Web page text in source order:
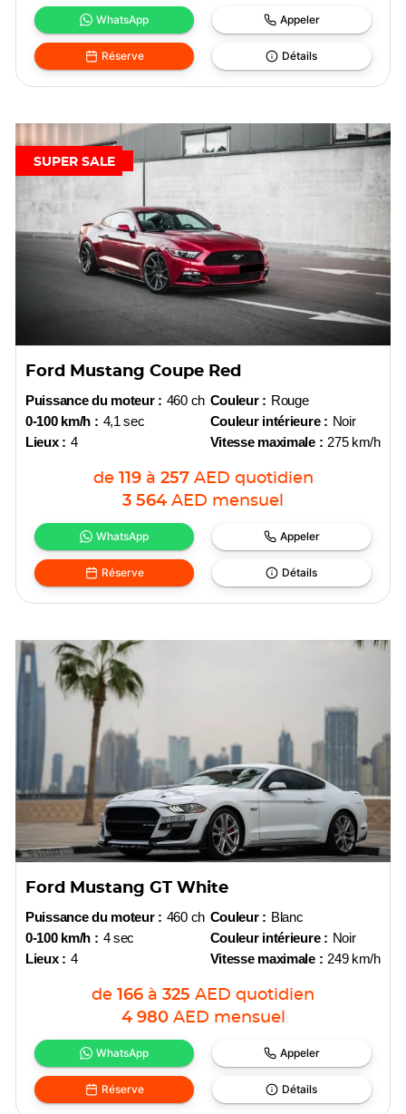
WhatsApp Appeler
Réserve Détails
SUPER SALE
Ford Mustang Coupe Red
Puissance du moteur : 460 ch
0-100 km/h : 4,1 sec
Lieux : 4
Couleur : Rouge
Couleur intérieure : Noir
Vitesse maximale : 275 km/h
de 119 à 257 AED quotidien
3 564 AED mensuel
WhatsApp Appeler
Réserve Détails
Ford Mustang GT White
Puissance du moteur : 460 ch
0-100 km/h : 4 sec
Lieux : 4
Couleur : Blanc
Couleur intérieure : Noir
Vitesse maximale : 249 km/h
de 166 à 325 AED quotidien
4 980 AED mensuel
WhatsApp Appeler
Réserve Détails